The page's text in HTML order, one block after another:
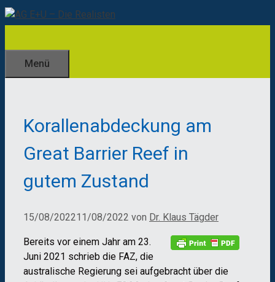
Zum
Inhalt
Menü
Korallenabdeckung am
Great Barrier Reef in
gutem Zustand
15/08/202211/08/2022 von Dr. Klaus Tägder
Bereits vor einem Jahr am 23.
Juni 2021 schrieb die FAZ, die
australische Regierung sei aufgebracht über die